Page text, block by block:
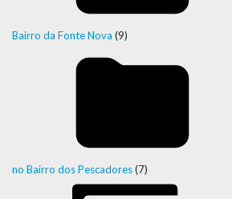
Bairro da Fonte Nova (9)
no Bairro dos Pescadores(7)